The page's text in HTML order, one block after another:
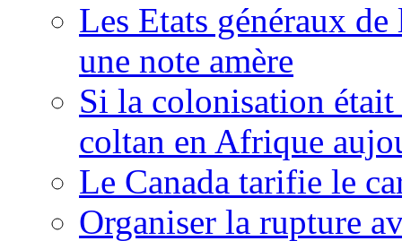
Les Etats généraux
une note amère
Si la colonisation
coltan en Afrique
Le Canada tarifie le
Organiser la rupture